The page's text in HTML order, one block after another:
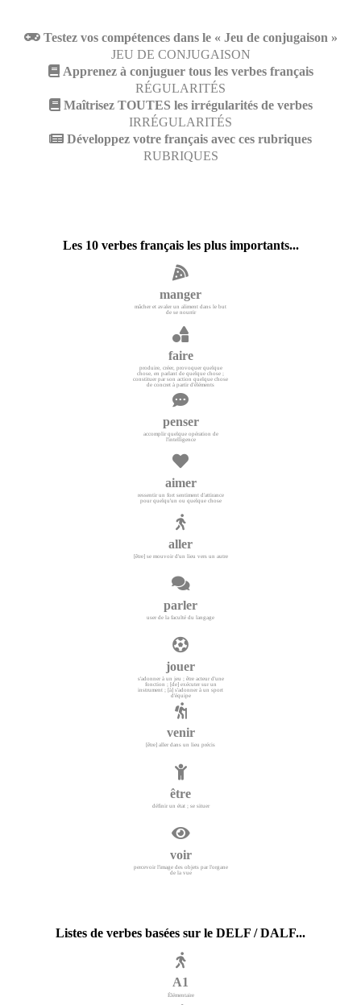
Testez vos compétences dans le « Jeu de conjugaison »
JEU DE CONJUGAISON
Apprenez à conjuguer tous les verbes français
RÉGULARITÉS
Maîtrisez TOUTES les irrégularités de verbes
IRRÉGULARITÉS
Développez votre français avec ces rubriques
RUBRIQUES
Les 10 verbes français les plus importants...
manger
mâcher et avaler un aliment dans le but
de se nourrir
faire
produire, créer, provoquer quelque
chose, en parlant de quelque chose ;
constituer par son action quelque chose
de concret à partir d'éléments
penser
accomplir quelque opération de
l'intelligence
aimer
ressentir un fort sentiment d'attirance
pour quelqu'un ou quelque chose
aller
[être] se mouvoir d'un lieu vers un autre
parler
user de la faculté du langage
jouer
s'adonner à un jeu ; être acteur d'une
fonction ; [de] exécuter sur un
instrument ; [à] s'adonner à un sport
d'équipe
venir
[être] aller dans un lieu précis
être
définir un état ; se situer
voir
percevoir l'image des objets par l'organe
de la vue
Listes de verbes basées sur le DELF / DALF...
A1
Élémentaire